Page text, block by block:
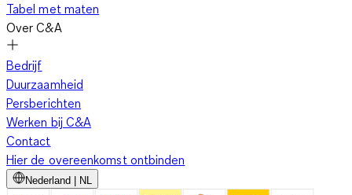
Tabel met maten
Over C&A
Bedrijf
Duurzaamheid
Persberichten
Werken bij C&A
Contact
Hier de overeenkomst ontbinden
Nederland | NL